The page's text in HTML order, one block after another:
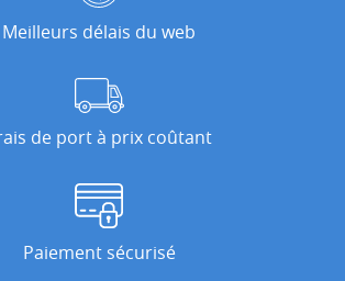
Meilleurs délais du web
de port à prix coûtant
Paiement sécurisé